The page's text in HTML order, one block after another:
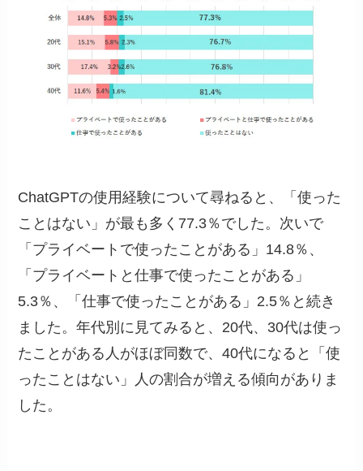
ChatGPTの使用経験について尋ねると、「使った
ことはない」が最も多く77.3％でした。次いで
「プライベートで使ったことがある」14.8％、
「プライベートと仕事で使ったことがある」
5.3％、「仕事で使ったことがある」2.5％と続き
ました。年代別に見てみると、20代、30代は使っ
たことがある人がほぼ同数で、40代になると「使
ったことはない」人の割合が増える傾向がありま
した。